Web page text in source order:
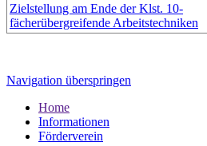
Zielstellung am Ende der Klst. 10-
fächerübergreifende Arbeitstechniken
Navigation überspringen
Home
Informationen
Förderverein